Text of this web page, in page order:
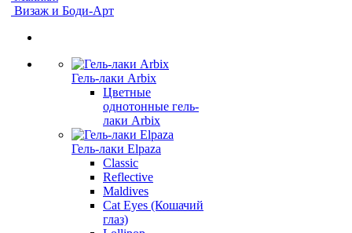
Визаж и Боди-Арт
Гель-лаки Arbix
Цветные
однотонные гель-
лаки Arbix
Гель-лаки Elpaza
Classic
Reflective
Maldives
Cat Eyes (Кошачий
глаз)